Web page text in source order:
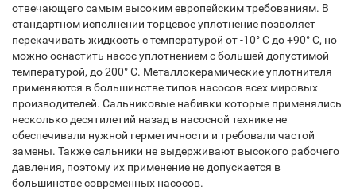
отвечающего самым высоким европейским требованиям. В
стандартном исполнении торцевое уплотнение позволяет
перекачивать жидкость с температурой от -10° С до +90° С, но
можно оснастить насос уплотнением с большей допустимой
температурой, до 200° С. Металлокерамические уплотнителя
применяются в большинстве типов насосов всех мировых
производителей. Сальниковые набивки которые применялись
несколько десятилетий назад в насосной технике не
обеспечивали нужной герметичности и требовали частой
замены. Также сальники не выдерживают высокого рабочего
давления, поэтому их применение не допускается в
большинстве современных насосов.